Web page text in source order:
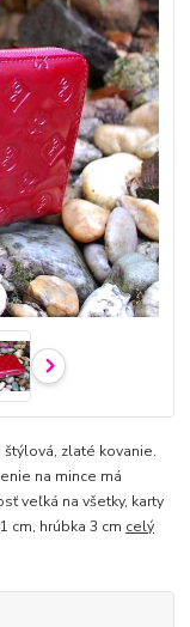
zlaté kovanie.
na mince má
veľká na všetky, karty
cm, hrúbka 3 cm celý